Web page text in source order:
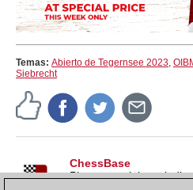
Temas: Abierto de Tegernsee 2023,
Siebrecht
ChessBase
Pistas, tutoriales e